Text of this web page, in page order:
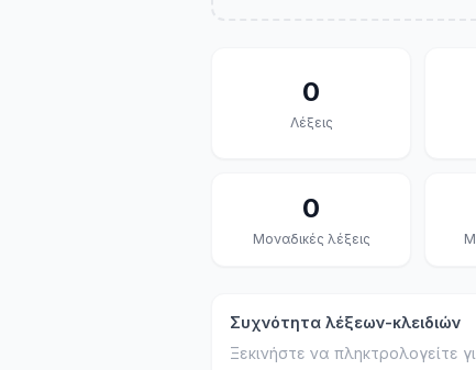
0
Λέξεις
0
Μοναδικές λέξεις
Συχνότητα λέξεων-κλειδιών
Ξεκινήστε να πληκτρολογείτε